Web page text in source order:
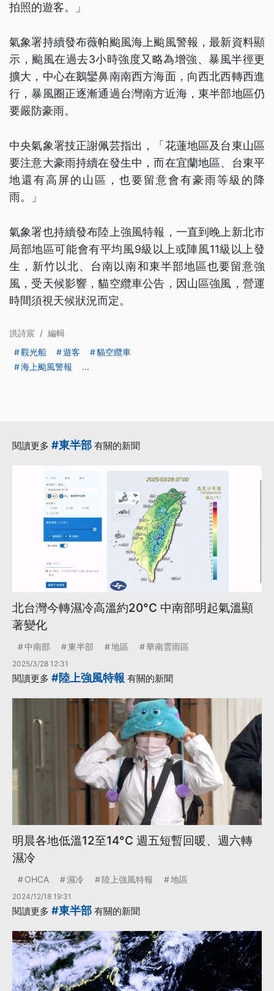
拍照的遊客。」
氣象署持續發布薇帕颱風海上颱風警報，最新資料顯
示，颱風在過去3小時強度又略為增強、暴風半徑更
擴大，中心在鵝鑾鼻南南西方海面，向西北西轉西進
行，暴風圈正逐漸通過台灣南方近海，東半部地區仍
要嚴防豪雨。
中央氣象署技正謝佩芸指出，「花蓮地區及台東山區
要注意大豪雨持續在發生中，而在宜蘭地區、台東平
地還有高屏的山區，也要留意會有豪雨等級的降
雨。」
氣象署也持續發布陸上強風特報，一直到晚上新北市
局部地區可能會有平均風9級以上或陣風11級以上發
生，新竹以北、台南以南和東半部地區也要留意強
風，受天候影響，貓空纜車公告，因山區強風，營運
時間須視天候狀況而定。
洪詩宸 / 編輯
觀光船
遊客
貓空纜車
海上颱風警報
...
閱讀更多 #東半部 有關的新聞
北台灣今轉濕冷高溫約20°C 中南部明起氣溫顯
著變化
中南部 東半部 地區 華南雲雨區
2025/3/28 12:31
閱讀更多 #陸上強風特報 有關的新聞
明晨各地低溫12至14°C 週五短暫回暖、週六轉
濕冷
OHCA 濕冷 陸上強風特報 地區
2024/12/18 19:31
閱讀更多 #東半部 有關的新聞